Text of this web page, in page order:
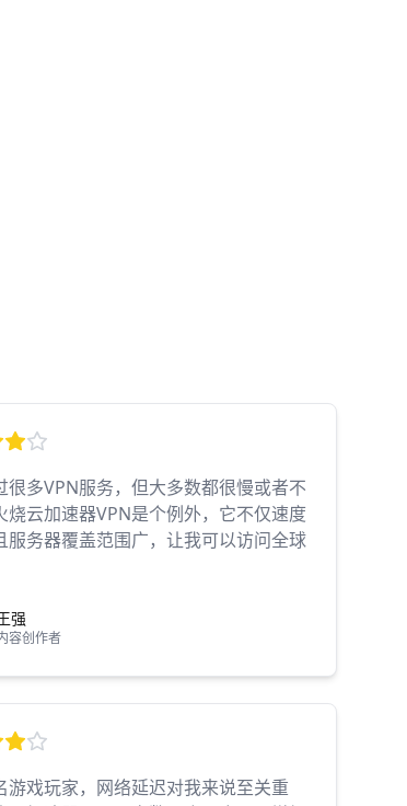
很多VPN服务，但大多数都很慢或者不
烧云加速器VPN是个例外，它不仅速度
服务器覆盖范围广，让我可以访问全球
强
容创作者
游戏玩家，网络延迟对我来说至关重